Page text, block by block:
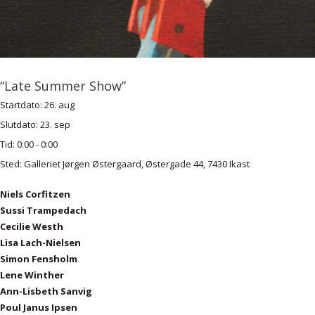
“Late Summer Show”
Startdato: 26. aug
Slutdato: 23. sep
Tid: 0:00 - 0:00
Sted: Galleriet Jørgen Østergaard, Østergade 44, 7430 Ikast
Niels Corfitzen
Sussi Trampedach
Cecilie Westh
Lisa Lach-Nielsen
Simon Fensholm
Lene Winther
Ann-Lisbeth Sanvig
Poul Janus Ipsen